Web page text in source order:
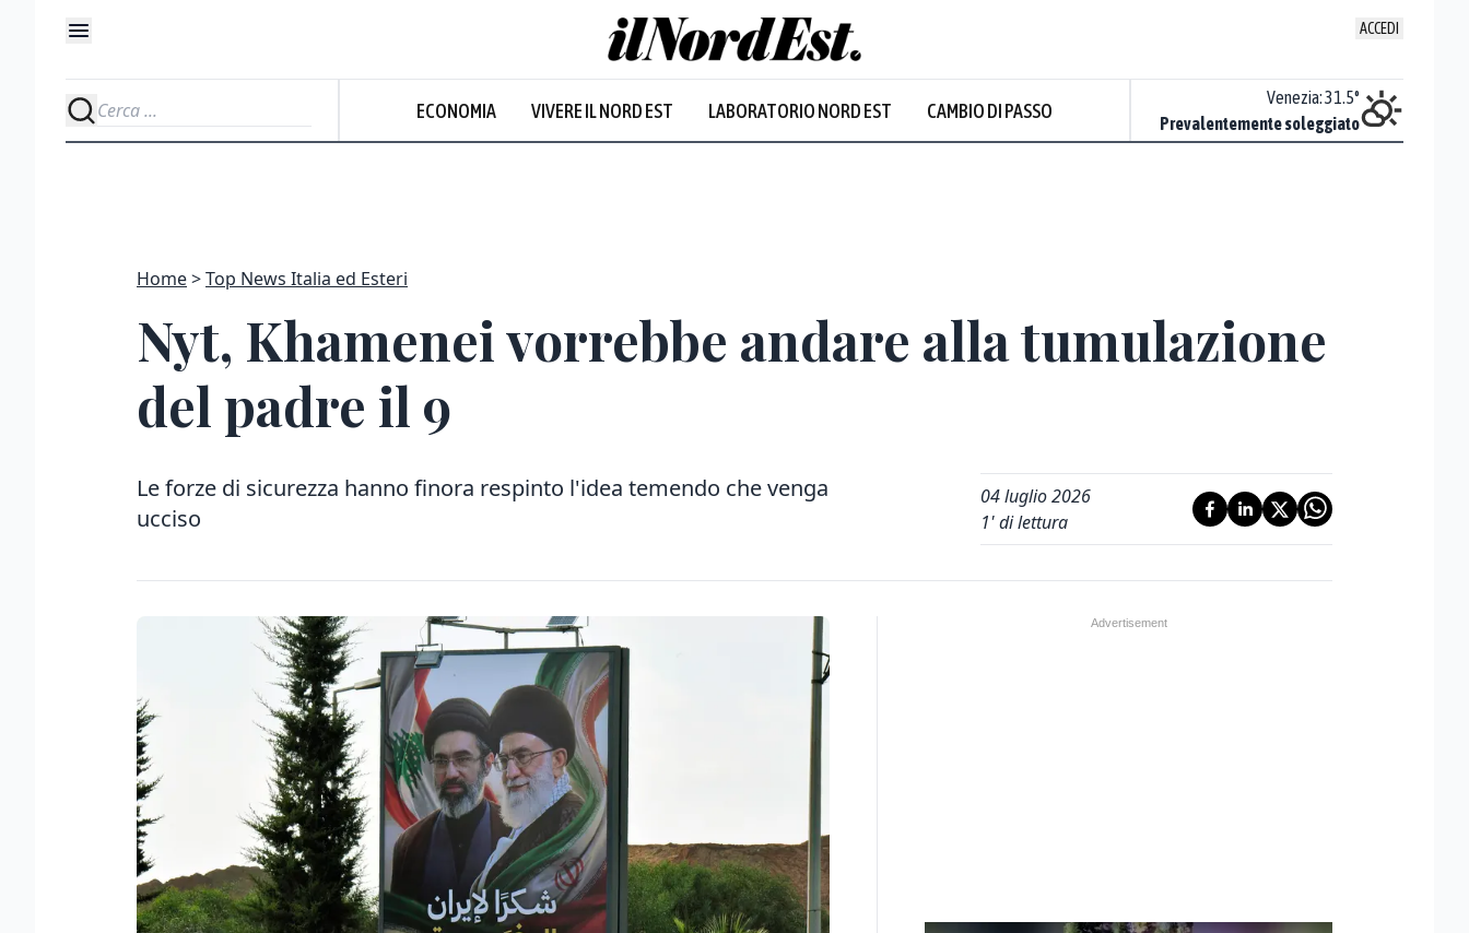
ACCEDI
ECONOMIA VIVERE IL NORD EST LABORATORIO NORD EST CAMBIO DI PASSO
Sereno
Venezia:31.5°
Prevalentemente soleggiato
Home Top News Italia ed Esteri
Nyt, Khamenei vorrebbe andare alla tumulazione
del padre il 9
Le forze di sicurezza hanno finora respinto l'idea temendo che venga
ucciso
04 luglio 2026
1' di lettura